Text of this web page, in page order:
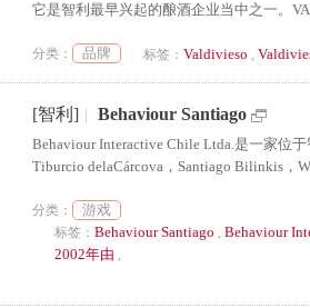
它是智利最早兴起的酿酒企业当中之一。
分类： 品牌 标签： Valdivieso ,
[智利] | Behaviour Santiago
Behaviour Interactive Chile Ltda.是一家位
Tiburcio delaCárcova，Santiago Bilinkis，
分类： 游戏
标签： Behaviour Santiago , Behaviour
2002年由 ,